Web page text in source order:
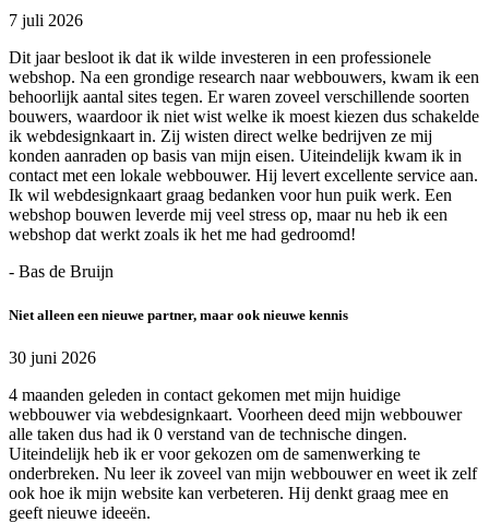
7 juli 2026
Dit jaar besloot ik dat ik wilde investeren in een professionele
webshop. Na een grondige research naar webbouwers, kwam ik een
behoorlijk aantal sites tegen. Er waren zoveel verschillende soorten
bouwers, waardoor ik niet wist welke ik moest kiezen dus schakelde
ik webdesignkaart in. Zij wisten direct welke bedrijven ze mij
konden aanraden op basis van mijn eisen. Uiteindelijk kwam ik in
contact met een lokale webbouwer. Hij levert excellente service aan.
Ik wil webdesignkaart graag bedanken voor hun puik werk. Een
webshop bouwen leverde mij veel stress op, maar nu heb ik een
webshop dat werkt zoals ik het me had gedroomd!
- Bas de Bruijn
Niet alleen een nieuwe partner, maar ook nieuwe kennis
30 juni 2026
4 maanden geleden in contact gekomen met mijn huidige
webbouwer via webdesignkaart. Voorheen deed mijn webbouwer
alle taken dus had ik 0 verstand van de technische dingen.
Uiteindelijk heb ik er voor gekozen om de samenwerking te
onderbreken. Nu leer ik zoveel van mijn webbouwer en weet ik zelf
ook hoe ik mijn website kan verbeteren. Hij denkt graag mee en
geeft nieuwe ideeën.